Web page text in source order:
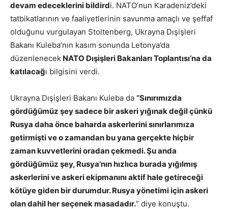
devam edeceklerini bildirdi. NATO’nun Karadeniz’deki
tatbikatlarının ve faaliyetlerinin savunma amaçlı ve şeffaf
olduğunu vurgulayan Stoltenberg, Ukrayna Dışişleri
Bakanı Kuleba’nın kasım sonunda Letonya’da
düzenlenecek NATO Dışişleri Bakanları Toplantısı’na da
katılacağı bilgisini verdi.
Ukrayna Dışişleri Bakanı Kuleba da “Sınırımızda
gördüğümüz şey sadece bir askeri yığınak değil çünkü
Rusya daha önce baharda askerlerini sınırlarımıza
getirmişti ve o zamandan bu yana gerçekte hiçbir
zaman kuvvetlerini oradan çekmedi. Şu anda
gördüğümüz şey, Rusya’nın hızlıca burada yığılmış
askerlerini ve askeri ekipmanını aktif hale getireceği
kötüye giden bir durumdur. Rusya yönetimi için askeri
olan dahil her seçenek masadadır.” diye konuştu.